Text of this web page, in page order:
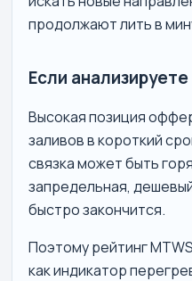
продолжают лить в
Если
Высокая позиция
заливов в короткий
связка может быть
запредельная,
быстро закончится.
Поэтому рейтинг
как индикатор